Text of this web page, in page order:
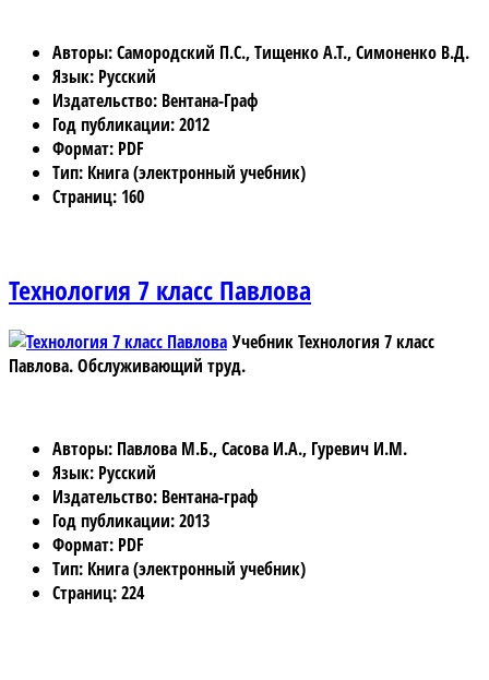
Авторы: Самородский П.С., Тищенко А.Т., Симоненко В.Д.
Язык: Русский
Издательство: Вентана-Граф
Год публикации: 2012
Формат: PDF
Тип: Книга (электронный учебник)
Страниц: 160
Технология 7 класс Павлова
Учебник Технология 7 класс
Павлова.Обслуживающий труд.
Авторы: Павлова М.Б., Сасова И.А., Гуревич И.М.
Язык: Русский
Издательство: Вентана-граф
Год публикации: 2013
Формат: PDF
Тип: Книга (электронный учебник)
Страниц: 224